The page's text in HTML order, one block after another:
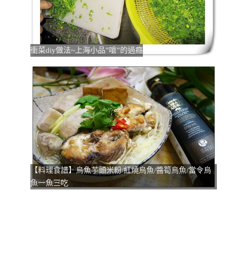
衝菜diy做法~上海小品”嗆”的過癮
【料理食譜】烏魚芋頭米粉/紅燒烏魚/醬筍烏魚/當令烏
魚一魚三吃